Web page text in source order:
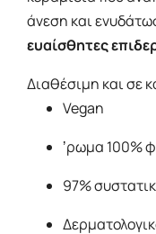
άνεση και
ευαίσθητες
Διαθέσιμη και σε
Vegan
ʼρωμα 100%
97%